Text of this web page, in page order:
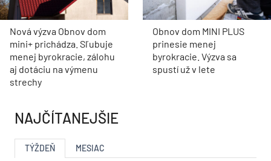
Nová výzva Obnov dom
mini+ prichádza. Sľubuje
menej byrokracie, zálohu
aj dotáciu na výmenu
strechy
Obnov dom MINI PLUS
prinesie menej
byrokracie. Výzva sa
spustí už v lete
NAJČÍTANEJŠIE
TÝŽDEŇ MESIAC